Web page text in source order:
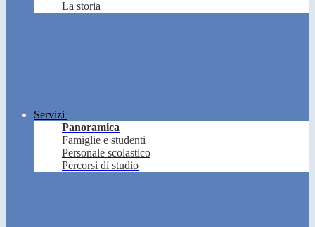
La storia
Servizi
Panoramica
Famiglie e studenti
Personale scolastico
Percorsi di studio